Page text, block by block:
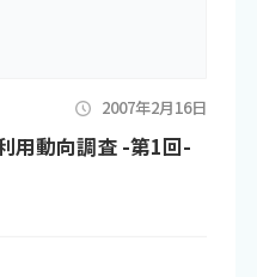
2007年2月16日
用動向調査 -第1回-